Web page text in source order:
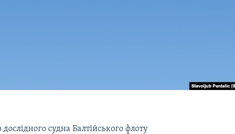
судна Балтійського флоту